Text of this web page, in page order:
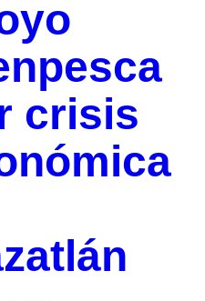
crisis